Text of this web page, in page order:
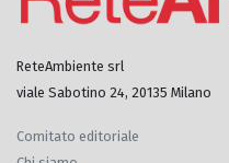
ReteAmbiente srl
viale Sabotino 24, 20135 Milano
Comitato editoriale